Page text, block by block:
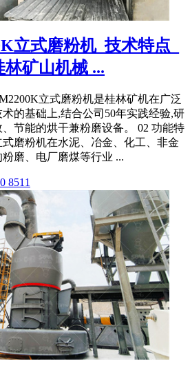
立式磨粉机_技术特点_
林矿山机械 ...
立式磨粉机是桂林矿机在广泛
的基础上,结合公司50年实践经验,研
节能的烘干兼粉磨设备。 02 功能特
磨粉机在水泥、冶金、化工、非金
磨、电厂磨煤等行业 ...
8511